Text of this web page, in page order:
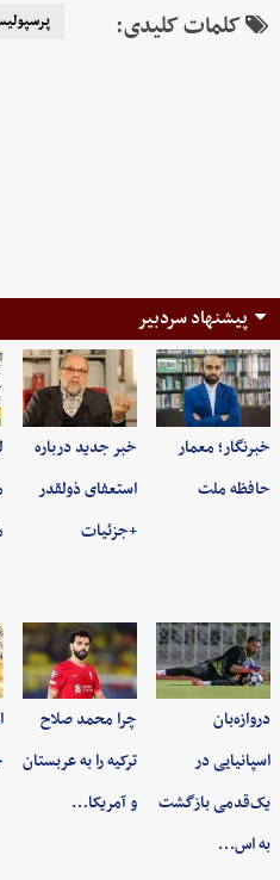
کلمات کلیدی:
پیشنهاد سردبیر
خبرنگار؛ معمار
حافظه ملت
خبر جدید درباره
استعفای ذولقدر
+جزئیات
دروازه‌بان
اسپانیایی در
یک‌قدمی بازگشت
به اس…
چرا محمد صلاح
ترکیه را به عربستان
و آمریکا…